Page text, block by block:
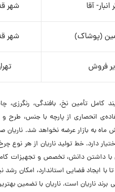
انبار- آقا شهر
(پوشاک) شهر
فروش
کامل تأمین نخ، بافندگی،
انحصاری از پارچه با جنس، طرح و
به بازار عرضه نخواهد شد. ناریان
دارد. خط تولید ناریان از هر
با داشتن دانش، تخصص و تجهیزات
با ایجاد فضایی استاندارد، امکان
ناریان است. ناریان با تضمین